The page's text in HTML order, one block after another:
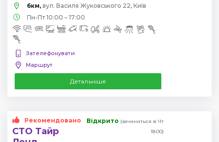
6км, вул. Василя Жуковського 22, Київ
Пн-Пт 10:00 – 17:00
Зателефонувати
Маршрут
Детальніше
Рекомендовано
СТО Тайр
Відкрито (зачиниться в Чт
18:00)